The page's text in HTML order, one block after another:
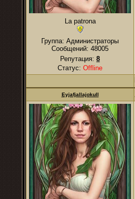
La patrona
Группа: Администраторы
Сообщений: 48005
Репутация: 8
Статус: Offline
Eyjafjallajokull